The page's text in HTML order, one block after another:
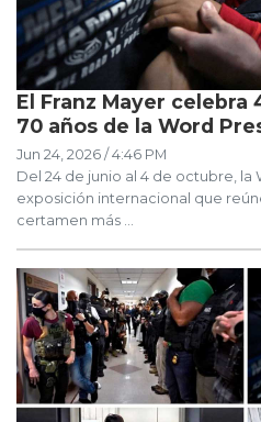
El Franz Mayer
70 años de la Word
Jun 24, 2026 / 4:46 PM
Del 24 de junio al 4 de octubre, la
exposición internacional que
certamen más ...